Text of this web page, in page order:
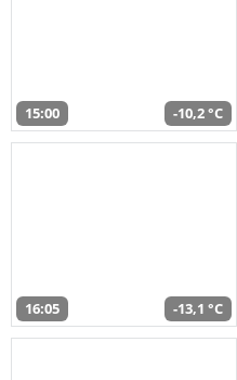
15:00 -10,2 °C
16:05 -13,1 °C